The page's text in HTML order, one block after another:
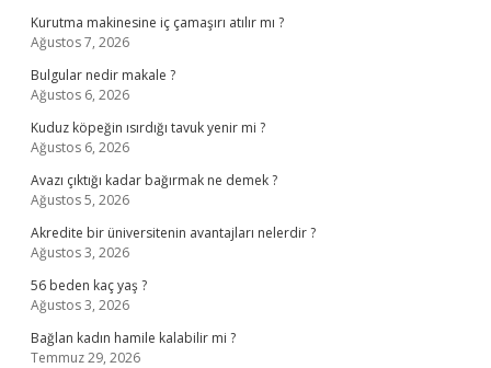
Kurutma makinesine iç çamaşırı atılır mı ?
Ağustos 7, 2026
Bulgular nedir makale ?
Ağustos 6, 2026
Kuduz köpeğin ısırdığı tavuk yenir mi ?
Ağustos 6, 2026
Avazı çıktığı kadar bağırmak ne demek ?
Ağustos 5, 2026
Akredite bir üniversitenin avantajları nelerdir ?
Ağustos 3, 2026
56 beden kaç yaş ?
Ağustos 3, 2026
Bağlan kadın hamile kalabilir mi ?
Temmuz 29, 2026